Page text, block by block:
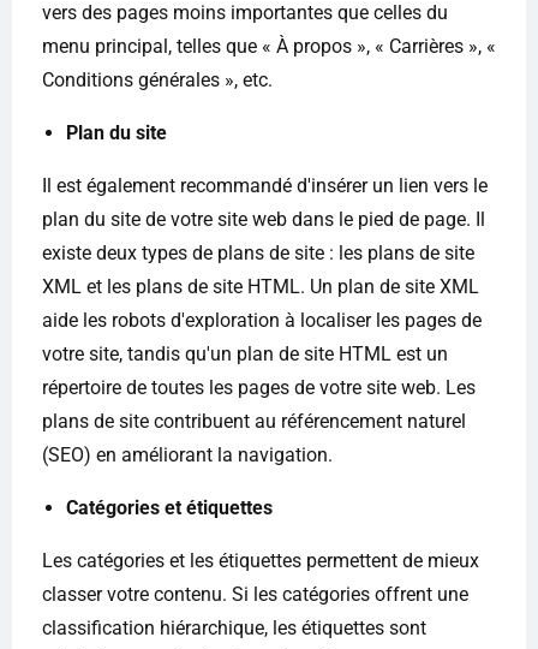
vers des pages moins importantes que celles du
menu principal, telles que « À propos », « Carrières », «
Conditions générales », etc.
Plan du site
Il est également recommandé d'insérer un lien vers le
plan du site de votre site web dans le pied de page. Il
existe deux types de plans de site : les plans de site
XML et les plans de site HTML. Un plan de site XML
aide les robots d'exploration à localiser les pages de
votre site, tandis qu'un plan de site HTML est un
répertoire de toutes les pages de votre site web. Les
plans de site contribuent au référencement naturel
(SEO) en améliorant la navigation.
Catégories et étiquettes
Les catégories et les étiquettes permettent de mieux
classer votre contenu. Si les catégories offrent une
classification hiérarchique, les étiquettes sont